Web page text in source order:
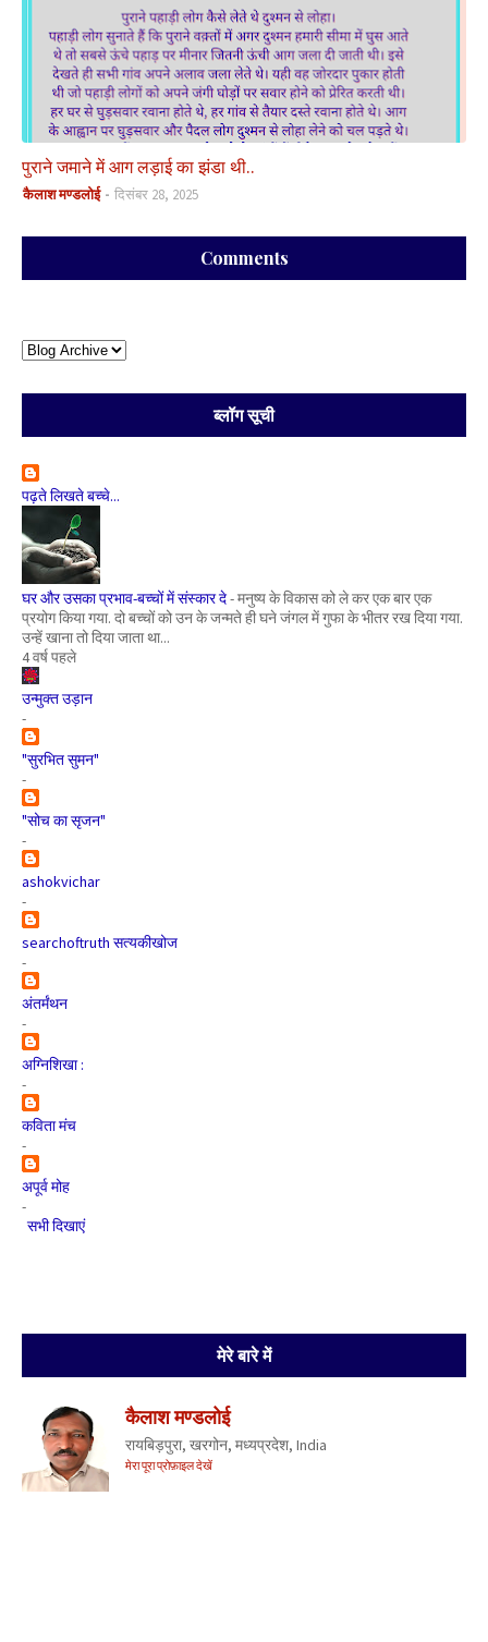
पुराने जमाने में आग लड़ाई का झंडा थी..
कैलाश मण्डलोई दिसंबर 28, 2025
Comments
ब्लॉग सूची
पढ़ते लिखते बच्चे...
घर और उसका प्रभाव-बच्चों में संस्कार दे-मनुष्य के विकास को ले कर एक बार एक
प्रयोग किया गया. दो बच्चों को उन के जन्मते ही घने जंगल में गुफा के भीतर रख दिया गया.
उन्हें खाना तो दिया जाता था...
4 वर्ष पहले
उन्मुक्त उड़ान
-
"सुरभित सुमन"
-
"सोच का सृजन"
-
ashokvichar
-
searchoftruth सत्यकीखोज
-
अंतर्मंथन
-
अग्निशिखा :
-
कविता मंच
-
अपूर्व मोह
-
सभी दिखाएं
मेरे बारे में
कैलाश मण्डलोई
रायबिड़पुरा, खरगोन, मध्यप्रदेश, India
मेरा पूरा प्रोफ़ाइल देखें